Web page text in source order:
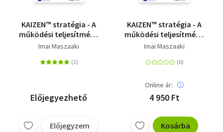
KAIZEN™ stratégia - A
működési teljesítmény
mérése és
áramlás,
értékelésével
Imai Maszaaki
Előjegyezhető
Előjegyzem
KAIZEN™ stratégia - A
működési teljesítmény
mérése és
áramlás,
kiegyenlítés (FSL™)
értékelésével
Imai Maszaaki
Online ár:
4 950 Ft
Kosárba